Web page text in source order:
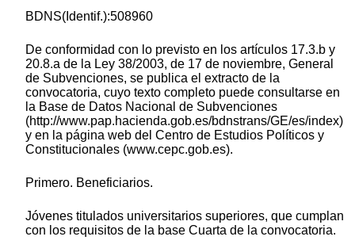
BDNS(Identif.):508960
De conformidad con lo previsto en los artículos 17.3.b y
20.8.a de la Ley 38/2003, de 17 de noviembre, General
de Subvenciones, se publica el extracto de la
convocatoria, cuyo texto completo puede consultarse en
la Base de Datos Nacional de Subvenciones
(http://www.pap.hacienda.gob.es/bdnstrans/GE/es/index)
y en la página web del Centro de Estudios Políticos y
Constitucionales (www.cepc.gob.es).
Primero. Beneficiarios.
Jóvenes titulados universitarios superiores, que cumplan
con los requisitos de la base Cuarta de la convocatoria.